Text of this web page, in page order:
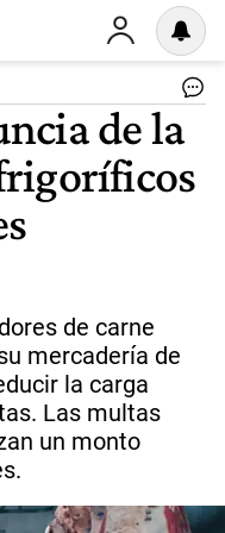
de la
de carne
mercadería de
la carga
Las multas
un monto